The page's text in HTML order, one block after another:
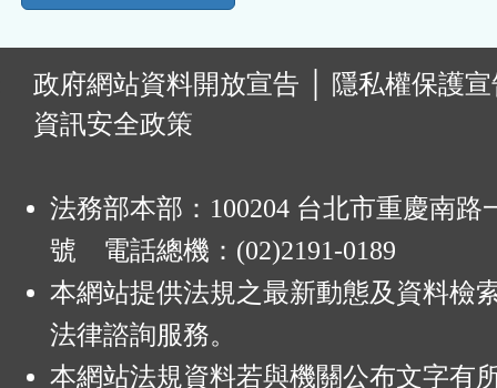
政府網站資料開放宣告
隱私權保護
資訊安全政策
法務部本部：100204 台北市重慶南路
號 電話總機：(02)2191-0189
本網站提供法規之最新動態及資料檢
法律諮詢服務。
本網站法規資料若與機關公布文字有